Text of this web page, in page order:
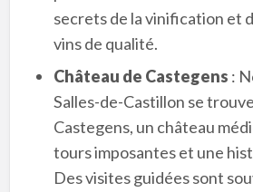
secrets de la vinification et
vins de qualité.
Château de Castegens :
Salles-de-Castillon se
Castegens, un château
tours imposantes et une
Des visites guidées sont